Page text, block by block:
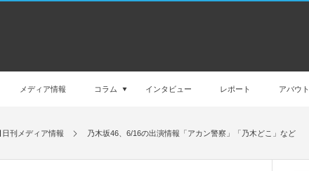
メディア情報 コラム インタビュー レポート アバウト
日刊メディア情報 乃木坂46、6/16の出演情報「アカン警察」「乃木どこ」など